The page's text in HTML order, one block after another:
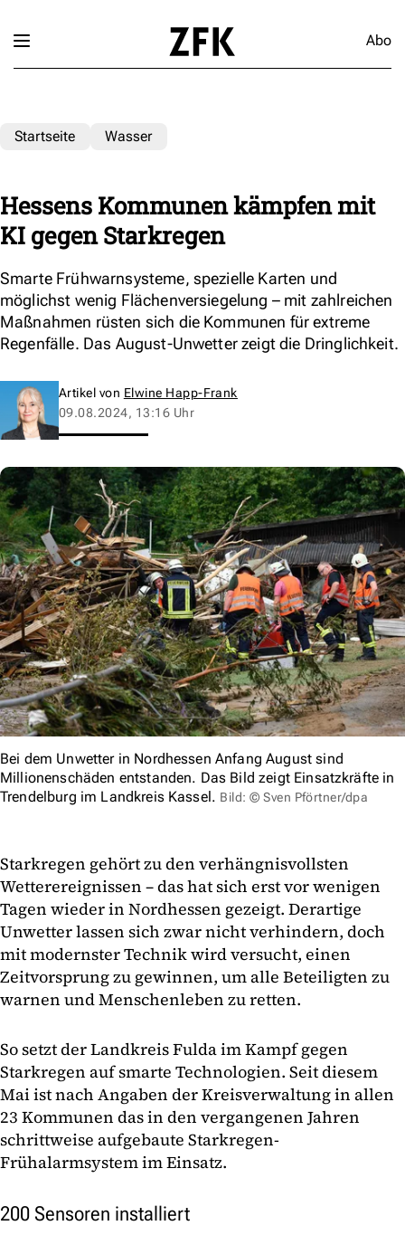
Abo
Startseite Wasser
Hessens Kommunen kämpfen mit
KI gegen Starkregen
Smarte Frühwarnsysteme, spezielle Karten und
möglichst wenig Flächenversiegelung – mit zahlreichen
Maßnahmen rüsten sich die Kommunen für extreme
Regenfälle. Das August-Unwetter zeigt die Dringlichkeit.
Artikel von Elwine Happ-Frank
09.08.2024, 13:16 Uhr
Bei dem Unwetter in Nordhessen Anfang August sind
Millionenschäden entstanden. Das Bild zeigt Einsatzkräfte in
Trendelburg im Landkreis Kassel. Bild: © Sven Pförtner/dpa
Starkregen gehört zu den verhängnisvollsten
Wetterereignissen – das hat sich erst vor wenigen
Tagen wieder in Nordhessen gezeigt. Derartige
Unwetter lassen sich zwar nicht verhindern, doch
mit modernster Technik wird versucht, einen
Zeitvorsprung zu gewinnen, um alle Beteiligten zu
warnen und Menschenleben zu retten.
So setzt der Landkreis Fulda im Kampf gegen
Starkregen auf smarte Technologien. Seit diesem
Mai ist nach Angaben der Kreisverwaltung in allen
23 Kommunen das in den vergangenen Jahren
schrittweise aufgebaute Starkregen-
Frühalarmsystem im Einsatz.
200 Sensoren installiert